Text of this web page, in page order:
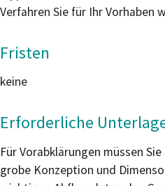
Verfahren Sie für Ihr Vorhaben
Fristen
keine
Erforderliche
Für Vorabklärungen müssen
grobe Konzeption und